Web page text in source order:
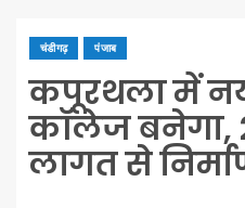
चंडीगढ़ पंजाब
कपूरथला में
कॉलेज बनेगा,
लागत से